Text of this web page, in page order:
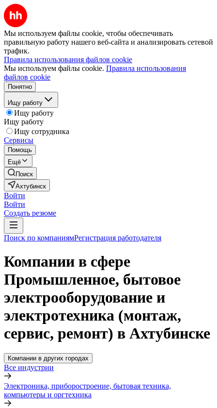
Мы используем файлы cookie, чтобы обеспечивать
правильную работу нашего веб-сайта и анализировать сетевой
трафик.
Правила использования файлов cookie
Мы используем файлы cookie. Правила использования
файлов cookie
Понятно
Ищу работу
Ищу работу
Ищу работу
Ищу сотрудника
Сервисы
Помощь
Ещё
Поиск
Ахтубинск
Войти
Войти
Создать резюме
Поиск по компаниямРегистрация работодателя
Компании в сфере
Промышленное, бытовое
электрооборудование и
электротехника (монтаж,
сервис, ремонт) в Ахтубинске
Компании в других городах
Все индустрии
Электроника, приборостроение, бытовая техника,
компьютеры и оргтехника